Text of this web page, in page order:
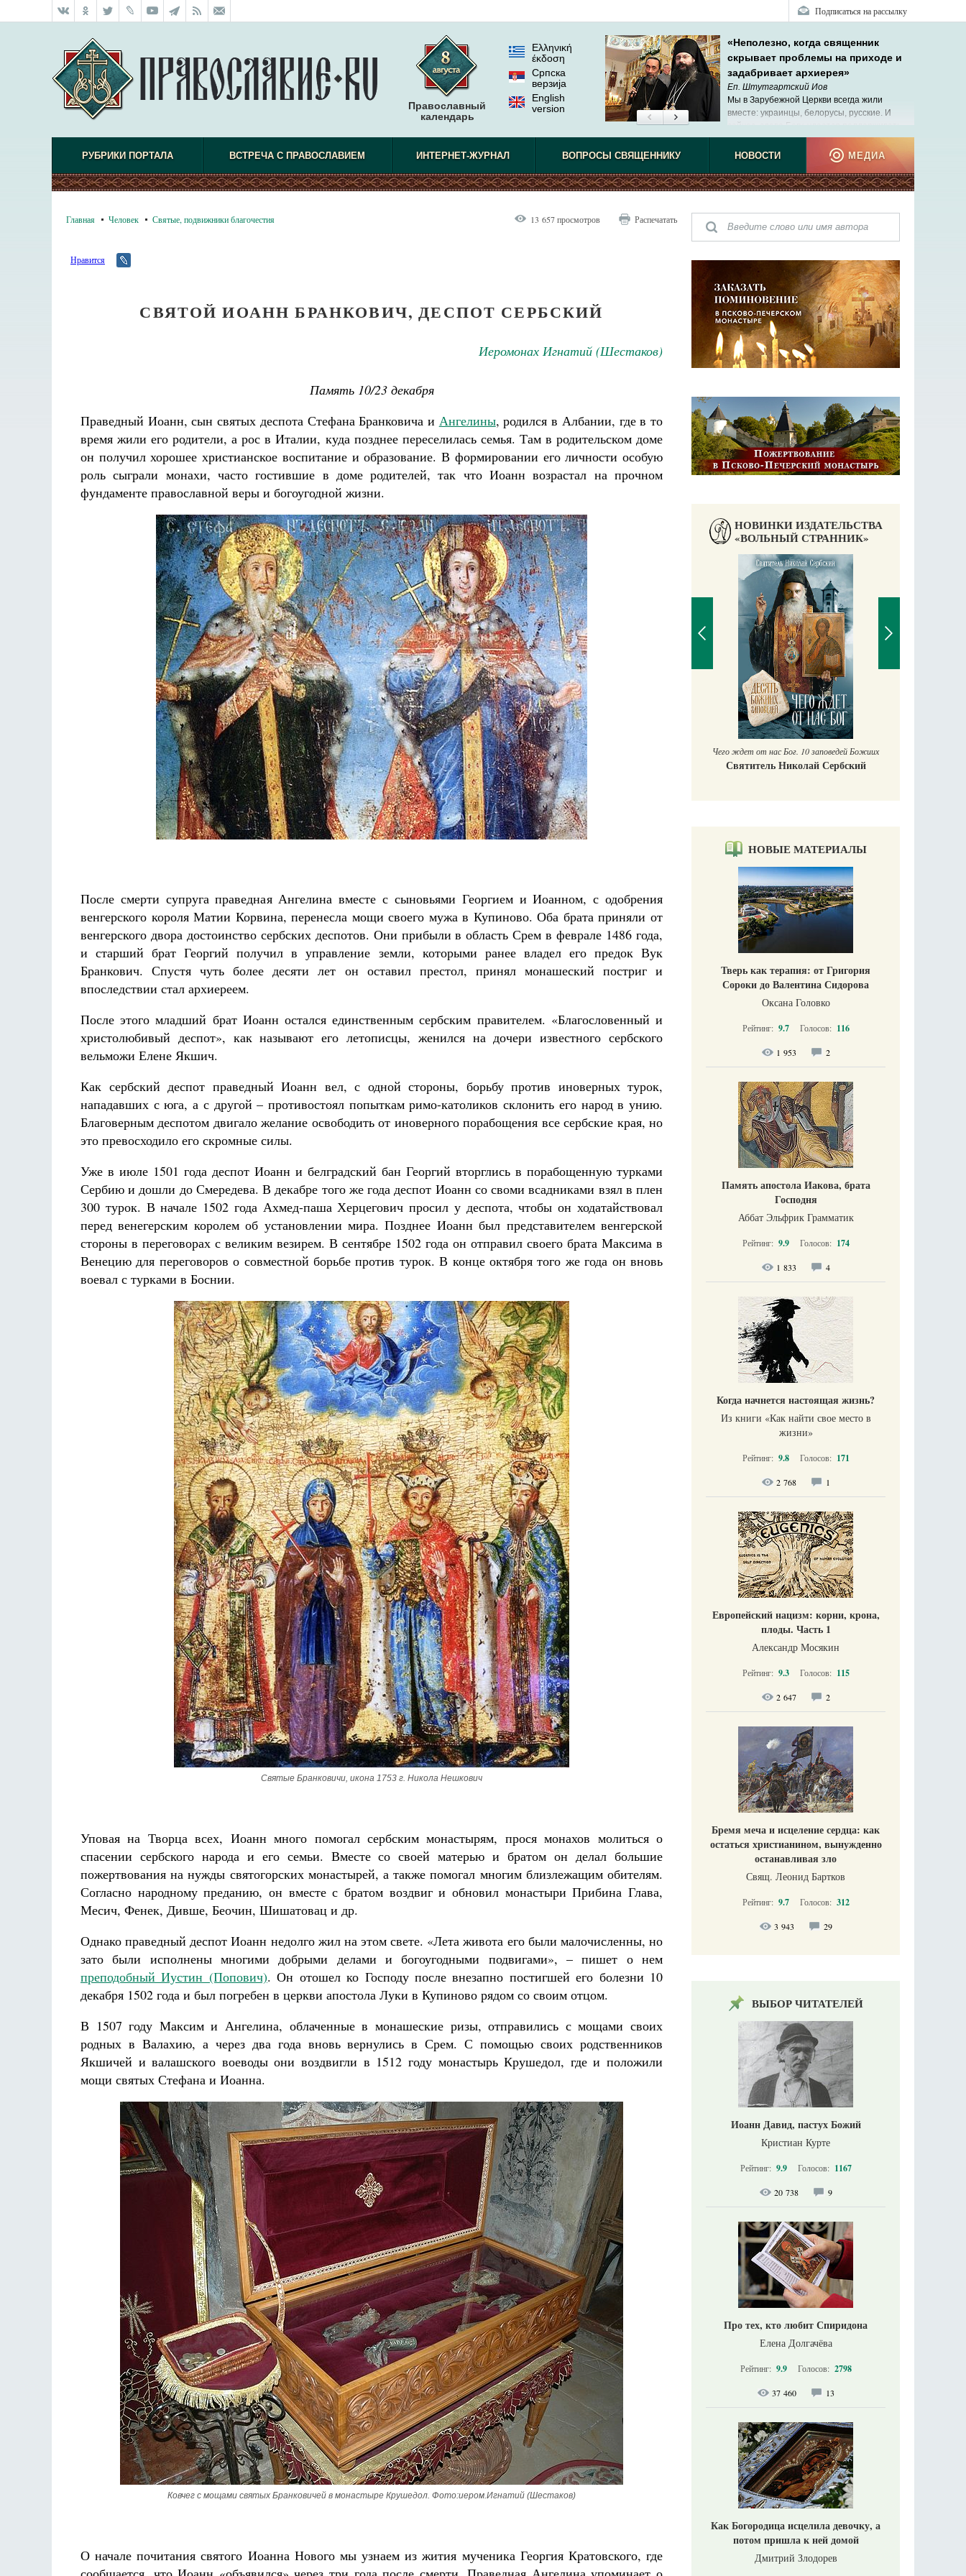
Подписаться на рассылку
Православный
календарь
Ελληνική
έκδοση
Српска
верзиjа
English
version
«Неполезно, когда священник
скрывает проблемы на приходе и
задабривает архиерея»
Еп. Штутгартский Иов
Мы в Зарубежной Церкви всегда жили
вместе: украинцы, белорусы, русские. И
эти теплые отношения.
РУБРИКИ ПОРТАЛА ВСТРЕЧА С ПРАВОСЛАВИЕМ ИНТЕРНЕТ-ЖУРНАЛ ВОПРОСЫ СВЯЩЕННИКУ НОВОСТИ МЕДИА
Главная Человек Святые, подвижники благочестия 13 657 просмотров Распечатать
Нравится
СВЯТОЙ ИОАНН БРАНКОВИЧ, ДЕСПОТ СЕРБСКИЙ
Иеромонах Игнатий (Шестаков)
Память 10/23 декабря
Праведный Иоанн, сын святых деспота Стефана Бранковича и Ангелины, родился в Албании, где в то
время жили его родители, а рос в Италии, куда позднее переселилась семья. Там в родительском доме
он получил хорошее христианское воспитание и образование. В формировании его личности особую
роль сыграли монахи, часто гостившие в доме родителей, так что Иоанн возрастал на прочном
фундаменте православной веры и богоугодной жизни.
После смерти супруга праведная Ангелина вместе с сыновьями Георгием и Иоанном, с одобрения
венгерского короля Матии Корвина, перенесла мощи своего мужа в Купиново. Оба брата приняли от
венгерского двора достоинство сербских деспотов. Они прибыли в область Срем в феврале 1486 года,
и старший брат Георгий получил в управление земли, которыми ранее владел его предок Вук
Бранкович. Спустя чуть более десяти лет он оставил престол, принял монашеский постриг и
впоследствии стал архиереем.
После этого младший брат Иоанн остался единственным сербским правителем. «Благословенный и
христолюбивый деспот», как называют его летописцы, женился на дочери известного сербского
вельможи Елене Якшич.
Как сербский деспот праведный Иоанн вел, с одной стороны, борьбу против иноверных турок,
нападавших с юга, а с другой –противостоял попыткам римо-католиков склонить его народ в унию.
Благоверным деспотом двигало желание освободить от иноверного порабощения все сербские края, но
это превосходило его скромные силы.
Уже в июле 1501 года деспот Иоанн и белградский бан Георгий вторглись в порабощенную турками
Сербию и дошли до Смередева. В декабре того же года деспот Иоанн со своми всадниками взял в плен
300 турок. В начале 1502 года Ахмед-паша Херцегович просил у деспота, чтобы он ходатайствовал
перед венегерским королем об установлении мира. Позднее Иоанн был представителем венгерской
стороны в переговорах с великим везирем. В сентябре 1502 года он отправил своего брата Максима в
Венецию для переговоров о совместной борьбе против турок. В конце октября того же года он вновь
воевал с турками в Боснии.
Святые Бранковичи, икона 1753 г. Никола Нешкович
Уповая на Творца всех, Иоанн много помогал сербским монастырям, прося монахов молиться о
спасении сербского народа и его семьи. Вместе со своей матерью и братом он делал большие
пожертвования на нужды святогорских монастырей, а также помогал многим близлежащим обителям.
Согласно народному преданию, он вместе с братом воздвиг и обновил монастыри Прибина Глава,
Месич, Фенек, Дивше, Беочин, Шишатовац и др.
Однако праведный деспот Иоанн недолго жил на этом свете. «Лета живота его были малочисленны, но
зато были исполнены многими добрыми делами и богоугодными подвигами», – пишет о нем
преподобный Иустин (Попович). Он отошел ко Господу после внезапно постигшей его болезни 10
декабря 1502 года и был погребен в церкви апостола Луки в Купиново рядом со своим отцом.
В 1507 году Максим и Ангелина, облаченные в монашеские ризы, отправились с мощами своих
родных в Валахию, а через два года вновь вернулись в Срем. С помощью своих родственников
Якшичей и валашского воеводы они воздвигли в 1512 году монастырь Крушедол, где и положили
мощи святых Стефана и Иоанна.
Ковчег с мощами святых Бранковичей в монастыре Крушедол. Фото:иером.Игнатий (Шестаков)
О начале почитания святого Иоанна Нового мы узнаем из жития мученика Георгия Кратовского, где
НОВИНКИ ИЗДАТЕЛЬСТВА
«ВОЛЬНЫЙ СТРАННИК»
Разлуки не будет
Фредерика де Грааф Как найти своё место в жизни
Кирилл Мурышев
Великомученик Георгий Победоносец. Научись у
святого
Роман Котов Чего ждет от нас Бог. 10 заповедей Божиих
Святитель Николай Сербский
НОВЫЕ МАТЕРИАЛЫ
Тверь как терапия: от Григория
Сороки до Валентина Сидорова
Оксана Головко
Рейтинг: 9.7 Голосов: 116
1 953 2
Память апостола Иакова, брата
Господня
Аббат Эльфрик Грамматик
Рейтинг: 9.9 Голосов: 174
1 833 4
Когда начнется настоящая жизнь?
Из книги «Как найти свое место в
жизни​»
Рейтинг: 9.8 Голосов: 171
2 768 1
Европейский нацизм: корни, крона,
плоды. Часть 1
Александр Мосякин
Рейтинг: 9.3 Голосов: 115
2 647 2
Бремя меча и исцеление сердца: как
остаться христианином, вынужденно
останавливая зло
Свящ. Леонид Бартков
Рейтинг: 9.7 Голосов: 312
3 943 29
ВЫБОР ЧИТАТЕЛЕЙ
Иоанн Давид, пастух Божий
Кристиан Курте
Рейтинг: 9.9 Голосов: 1167
20 738 9
Про тех, кто любит Спиридона
Елена Долгачёва
Рейтинг: 9.9 Голосов: 2798
37 460 13
Как Богородица исцелила девочку, а
потом пришла к ней домой
Дмитрий Злодорев